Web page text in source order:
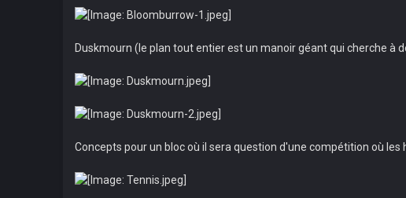
Duskmourn (le plan tout entier est un manoir géant qui cherche à
Concepts pour un bloc où il sera question d'une compétition où